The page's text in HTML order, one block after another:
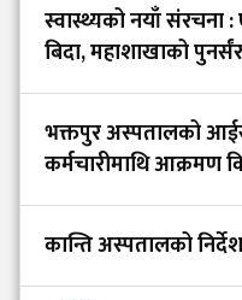
स्वास्थ्यको नयाँ
बिदा, महाशाखाको
भक्तपुर अस्पतालको
कर्मचारीमाथि आक्रमण
कान्ति अस्पतालको